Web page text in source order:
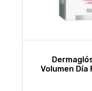
Volumen Día